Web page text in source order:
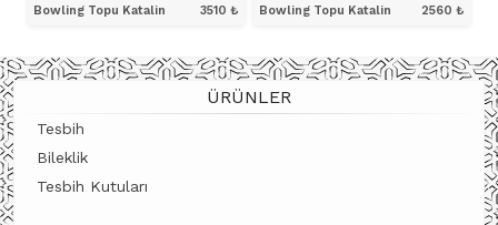
Bowling Topu Katalin
3510 ₺
ÜRÜNÜ İNCELE
Bowling Topu Katalin
2560₺
ÜRÜNÜ İNCELE
ÜRÜNLER
Tesbih
Bileklik
Tesbih Kutuları